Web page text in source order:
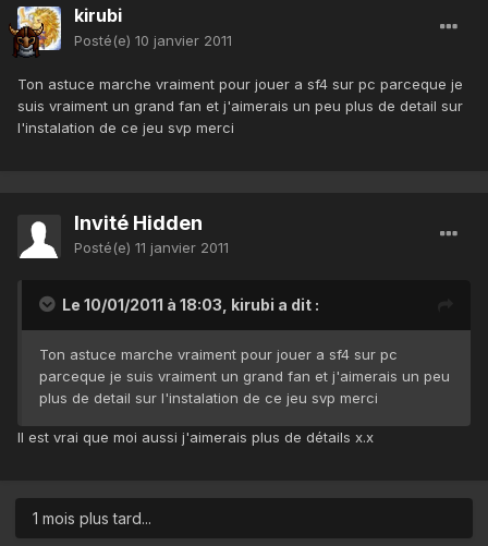
kirubi
Posté(e) 10 janvier 2011
Ton astuce marche vraiment pour jouer a sf4 sur pc parceque je
suis vraiment un grand fan et j'aimerais un peu plus de detail sur
l'instalation de ce jeu svp merci
Invité Hidden
Posté(e) 11 janvier 2011
Le 10/01/2011 à 18:03, kirubi a dit :
Ton astuce marche vraiment pour jouer a sf4 sur pc
parceque je suis vraiment un grand fan et j'aimerais un peu
plus de detail sur l'instalation de ce jeu svp merci
Il est vrai que moi aussi j'aimerais plus de détails x.x
1 mois plus tard...